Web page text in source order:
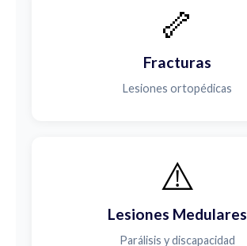
🦴
Fracturas
Lesiones ortopédicas
⚠️
Lesiones Medulares
Parálisis y discapacidad